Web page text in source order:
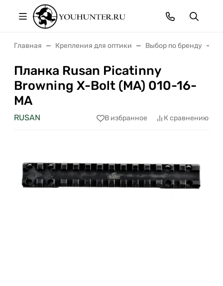
Главная Крепления для оптики Выбор по бренду
Планка Rusan Picatinny
Browning X-Bolt (MA) 010-16-
MA
RUSAN В избранное К сравнению